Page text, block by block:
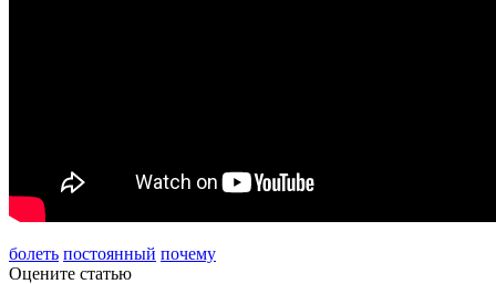
болеть постоянный почему
Оцените статью